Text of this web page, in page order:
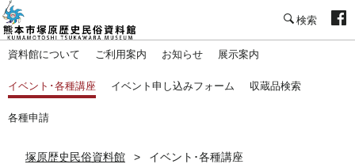
資料館について ご利用案内 お知らせ 展示案内
イベント･各種講座 イベント申し込みフォーム 収蔵品検索
各種申請
塚原歴史民俗資料館 イベント･各種講座